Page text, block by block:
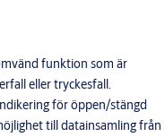
funktion som är
eller tryckesfall.
för öppen/stängd
till datainsamling från